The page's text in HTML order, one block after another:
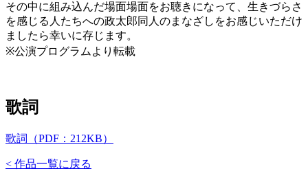
その中に組み込んだ場面場面をお聴きになって、生きづらさ
を感じる人たちへの政太郎同人のまなざしをお感じいただけ
ましたら幸いに存じます。
※公演プログラムより転載
歌詞
歌詞（PDF：212KB）
< 作品一覧に戻る